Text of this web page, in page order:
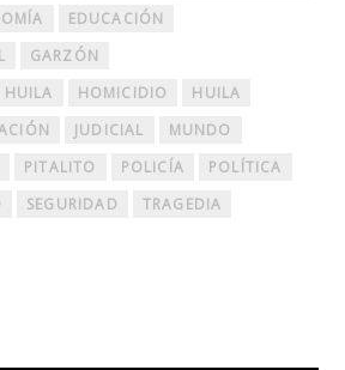
EDUCACIÓN
GARZÓN
HUILA
HOMICIDIO
HUILA
JUDICIAL
MUNDO
PITALITO POLICÍA
POLÍTICA
SEGURIDAD
TRAGEDIA